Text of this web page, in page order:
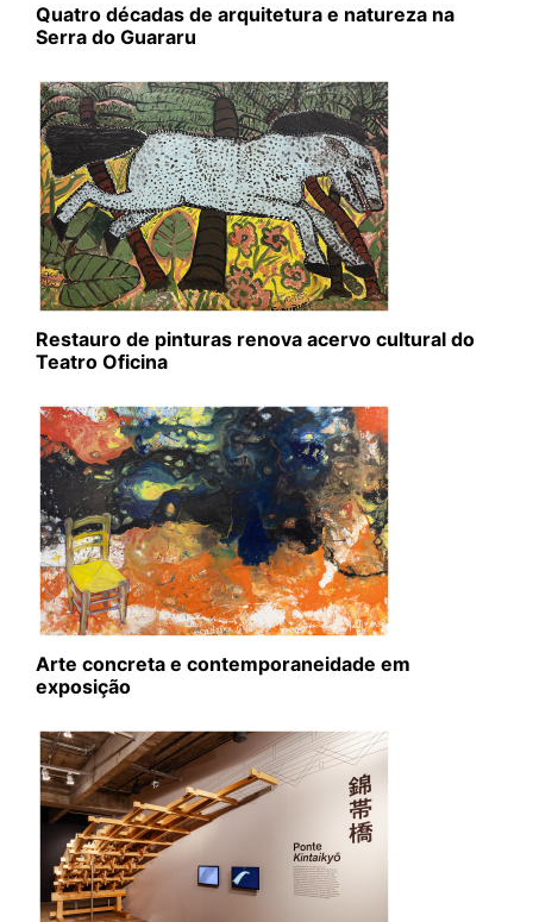
Quatro décadas de arquitetura e natureza na
Serra do Guararu
Restauro de pinturas renova acervo cultural do
Teatro Oficina
Arte concreta e contemporaneidade em
exposição